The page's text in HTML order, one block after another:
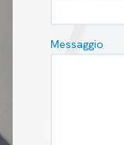
Messaggio